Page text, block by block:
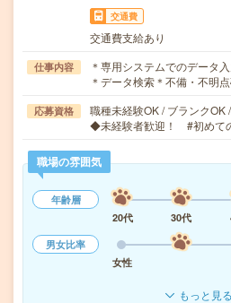
交通費
交通費支給あり
仕事内容
＊専用システムでのデータ
＊データ検索＊不備・不明
応募資格
職種未経験OK / ブランクOK
◆未経験者歓迎！ #初めて
職場の雰囲気
年齢層
20代
30代
男女比率
女性
もっと見る